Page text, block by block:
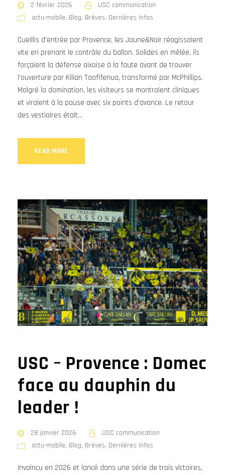
2 février 2026
USC communication
actu-mobile, Blog, Brèves, Dernières infos
Cueillis d’entrée par Provence, les Jaune&Noir réagissaient
vite en prenant le contrôle du ballon. Solides en mêlée, ils
forçaient la défense aixoise à la faute avant de trouver
l’ouverture par Kilian Taofifenua, transformé par McPhillips.
Malgré la domination, les visiteurs se montraient cliniques
et viraient à la pause avec six points d’avance. Le retour
des vestiaires était...
READ MORE
USC – Provence : Domec
face au dauphin du
leader !
28 janvier 2026
USC communication
actu-mobile, Blog, Brèves, Dernières infos
Invaincu en 2026 et lancé dans une série de trois victoires,